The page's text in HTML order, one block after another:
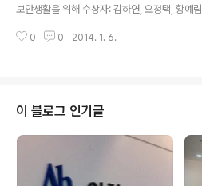
보안생활을 위해 수상자: 김하연, 오정택, 황예림
0 0 2014. 1. 6.
이 블로그 인기글